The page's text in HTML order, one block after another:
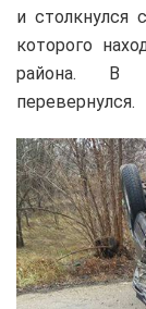
и столкнулся
которого
района. В
перевернулся.